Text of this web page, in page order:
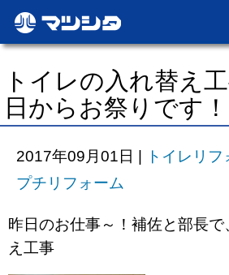
トイレの入れ替え
日からお祭りです！
2017年09月01日 | トイレリフ
プチリフォーム
昨日のお仕事～！補佐と部長
え工事